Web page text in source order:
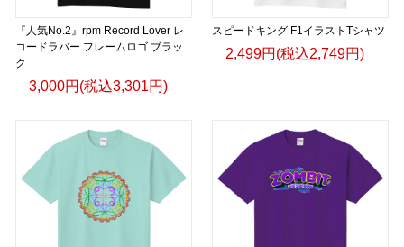
『人気No.2』rpm Record Lover レ
コードラバー フレームロゴ ブラッ
ク
3,000円(税込3,301円)
スピードキング F1イラストTシャツ
2,499円(税込2,749円)